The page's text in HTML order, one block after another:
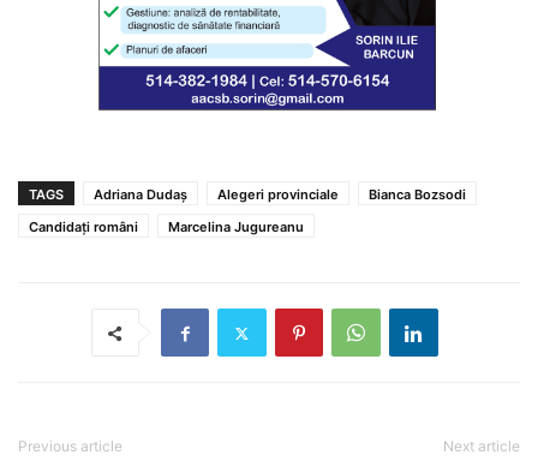
TAGS Adriana Dudaș Alegeri provinciale
Bianca Bozsodi
Candidați români
Marcelina Jugureanu
Previous article Next article